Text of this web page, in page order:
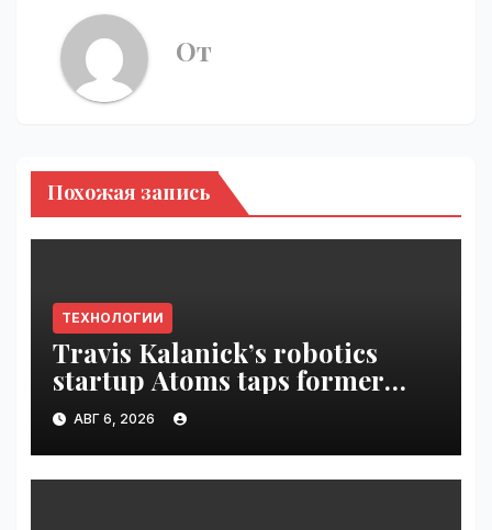
От
Похожая запись
ТЕХНОЛОГИИ
Travis Kalanick’s robotics
startup Atoms taps former
Uber finance chief as CFO |
VseTime.ru
АВГ 6, 2026